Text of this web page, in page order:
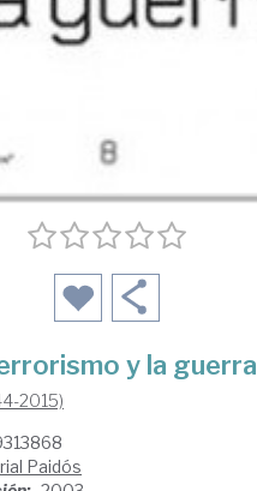
y la guerra
2015)
Paidós